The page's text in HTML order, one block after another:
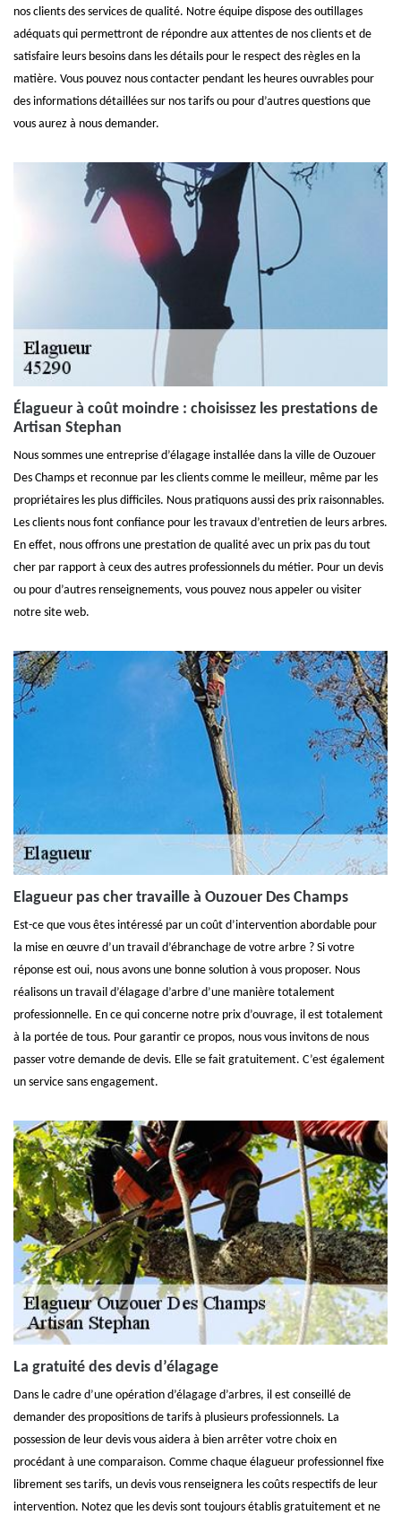
nos clients des services de qualité. Notre équipe dispose des outillages
adéquats qui permettront de répondre aux attentes de nos clients et de
satisfaire leurs besoins dans les détails pour le respect des règles en la
matière. Vous pouvez nous contacter pendant les heures ouvrables pour
des informations détaillées sur nos tarifs ou pour d’autres questions que
vous aurez à nous demander.
Élagueur à coût moindre : choisissez les prestations de
Artisan Stephan
Nous sommes une entreprise d’élagage installée dans la ville de Ouzouer
Des Champs et reconnue par les clients comme le meilleur, même par les
propriétaires les plus difficiles. Nous pratiquons aussi des prix raisonnables.
Les clients nous font confiance pour les travaux d’entretien de leurs arbres.
En effet, nous offrons une prestation de qualité avec un prix pas du tout
cher par rapport à ceux des autres professionnels du métier. Pour un devis
ou pour d’autres renseignements, vous pouvez nous appeler ou visiter
notre site web.
Elagueur pas cher travaille à Ouzouer Des Champs
Est-ce que vous êtes intéressé par un coût d’intervention abordable pour
la mise en œuvre d’un travail d’ébranchage de votre arbre ? Si votre
réponse est oui, nous avons une bonne solution à vous proposer. Nous
réalisons un travail d’élagage d’arbre d’une manière totalement
professionnelle. En ce qui concerne notre prix d’ouvrage, il est totalement
à la portée de tous. Pour garantir ce propos, nous vous invitons de nous
passer votre demande de devis. Elle se fait gratuitement. C’est également
un service sans engagement.
La gratuité des devis d’élagage
Dans le cadre d’une opération d’élagage d’arbres, il est conseillé de
demander des propositions de tarifs à plusieurs professionnels. La
possession de leur devis vous aidera à bien arrêter votre choix en
procédant à une comparaison. Comme chaque élagueur professionnel fixe
librement ses tarifs, un devis vous renseignera les coûts respectifs de leur
intervention. Notez que les devis sont toujours établis gratuitement et ne